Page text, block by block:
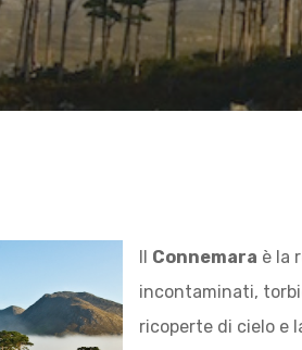
to close
Il Connemara è la
incontaminati,
ricoperte di cielo e